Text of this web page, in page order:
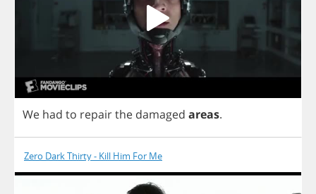
We had to repairthe damaged areas.
Zero Dark Thirty - Kill Him For Me